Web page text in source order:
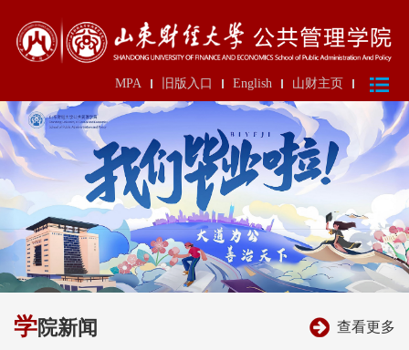
山财主页
English
旧版入口
MPA
学院新闻 查看更多